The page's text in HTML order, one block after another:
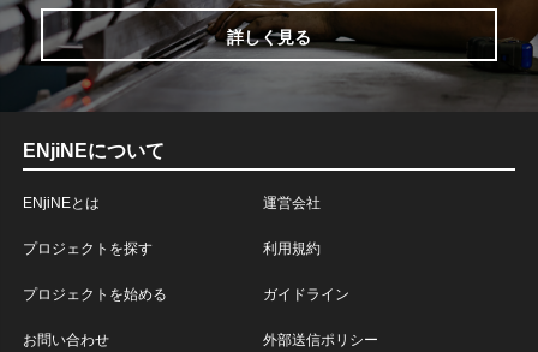
詳しく見る
ENjiNEについて
ENjiNEとは
プロジェクトを探す
プロジェクトを始める
お問い合わせ
運営会社
利用規約
ガイドライン
外部送信ポリシー